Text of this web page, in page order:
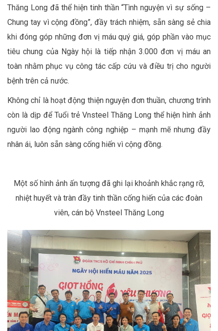
Thăng Long đã thể hiện tinh thần “Tình nguyện vì sự sống –
Chung tay vì cộng đồng”, đầy trách nhiệm, sẵn sàng sẻ chia
khi đóng góp những đơn vị máu quý giá, góp phần vào mục
tiêu chung của Ngày hội là tiếp nhận 3.000 đơn vị máu an
toàn nhằm phục vụ công tác cấp cứu và điều trị cho người
bệnh trên cả nước.
Không chỉ là hoạt động thiện nguyện đơn thuần, chương trình
còn là dịp để Tuổi trẻ Vnsteel Thăng Long thể hiện hình ảnh
người lao động ngành công nghiệp – mạnh mẽ nhưng đầy
nhân ái, luôn sẵn sàng cống hiến vì cộng đồng.
Một số hình ảnh ấn tượng đã ghi lại khoảnh khắc rạng rỡ,
nhiệt huyết và tràn đầy tinh thần cống hiến của các đoàn
viên, cán bộ Vnsteel Thăng Long